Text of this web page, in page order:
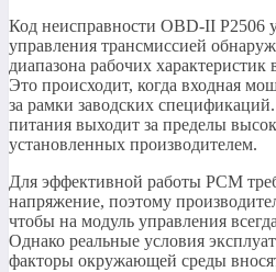
Код неисправности OBD-II P2506
управления трансмиссией
диапазона рабочих характеристик
Это происходит, когда входная
за рамки заводских
питания выходит за пределы
установленных производителем.
Для эффективной работы PCM
напряжение, поэтому
чтобы на модуль управления
Однако реальные условия
факторы окружающей среды